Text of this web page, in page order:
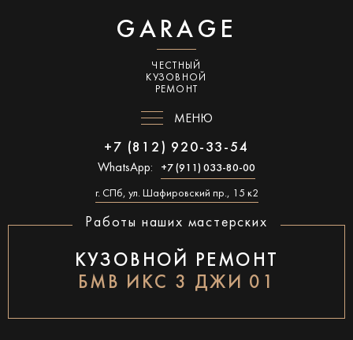
GARAGE
ЧЕСТНЫЙ
КУЗОВНОЙ
РЕМОНТ
МЕНЮ
+7 (812) 920-33-54
WhatsApp: +7 (911) 033-80-00
г. СПб, ул. Шафировский пр., 15 к2
Работы наших мастерских
КУЗОВНОЙ РЕМОНТ
БМВ ИКС 3 ДЖИ 01